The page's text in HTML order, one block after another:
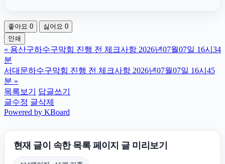
고양이파양
좋아요 0 싫어요 0
인쇄
« 용산구하수구막힘 진행 전 체크사항 2026년07월07일 16시34
분
서대문하수구막힘 진행 전 체크사항 2026년07월07일 16시45
분 »
목록보기
답글쓰기
글수정 글삭제
Powered by KBoard
현재 글이 속한 목록 페이지 글 미리보기